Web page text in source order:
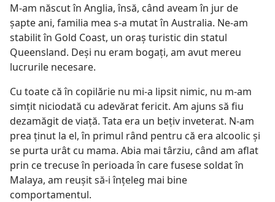
M-am născut în Anglia, însă, când aveam în jur de
şapte ani, familia mea s-a mutat în Australia. Ne-am
stabilit în Gold Coast, un oraş turistic din statul
Queensland. Deşi nu eram bogaţi, am avut mereu
lucrurile necesare.
Cu toate că în copilărie nu mi-a lipsit nimic, nu m-am
simţit niciodată cu adevărat fericit. Am ajuns să fiu
dezamăgit de viaţă. Tata era un beţiv inveterat. N-am
prea ţinut la el, în primul rând pentru că era alcoolic şi
se purta urât cu mama. Abia mai târziu, când am aflat
prin ce trecuse în perioada în care fusese soldat în
Malaya, am reuşit să-i înţeleg mai bine
comportamentul.